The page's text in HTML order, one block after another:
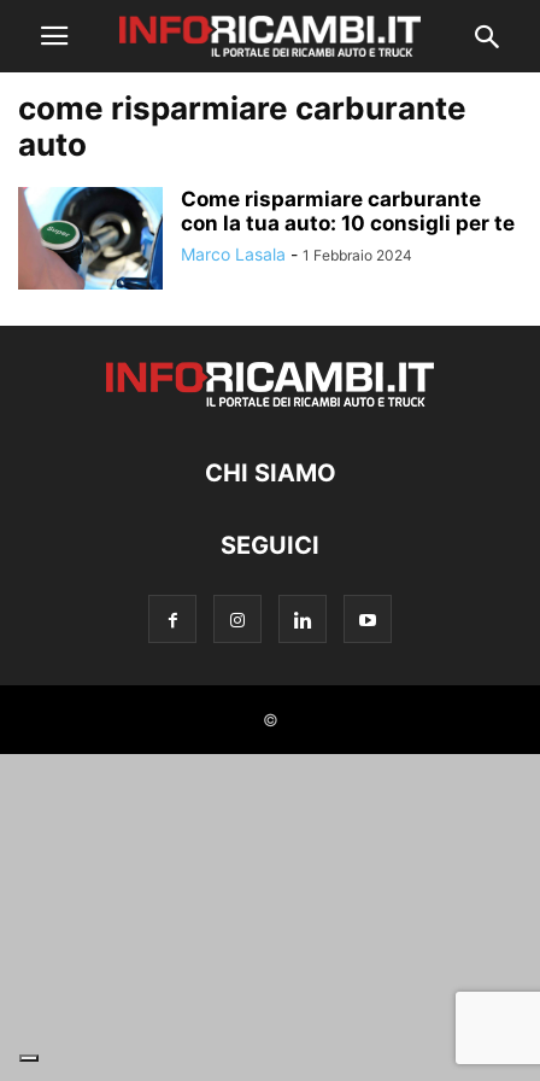
come risparmiare carburante
auto
Come risparmiare carburante
con la tua auto: 10 consigli per te
Marco Lasala - 1 Febbraio 2024
CHI SIAMO
SEGUICI
©